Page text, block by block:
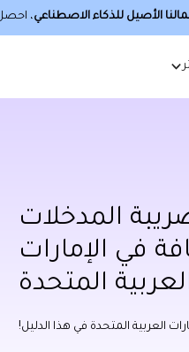
الأصيل للذكاء الاصطناعي،
المدخلات
في الإمارات
المتحدة
العربية المتحدة في هذا الدليل!